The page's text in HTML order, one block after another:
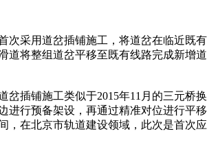
采用道岔插铺施工，将道岔在临近既有
道将整组道岔平移至既有线路完成新增道
插铺施工类似于2015年11月的三元桥换
进行预备架设，再通过精准对位进行平移
，在北京市轨道建设领域，此次是首次应